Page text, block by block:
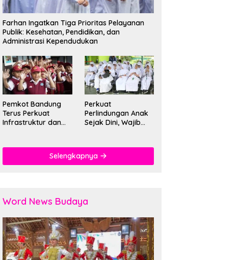
Farhan Ingatkan Tiga Prioritas Pelayanan
Publik: Kesehatan, Pendidikan, dan
Administrasi Kependudukan
Pemkot Bandung
Terus Perkuat
Infrastruktur dan
Perkuat
Perlindungan Anak
Sejak Dini, Wajib
Kekerasan
Selengkapnya
Word News Budaya